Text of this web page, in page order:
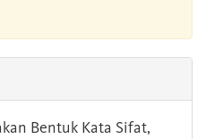
Bentuk Kata Sifat,